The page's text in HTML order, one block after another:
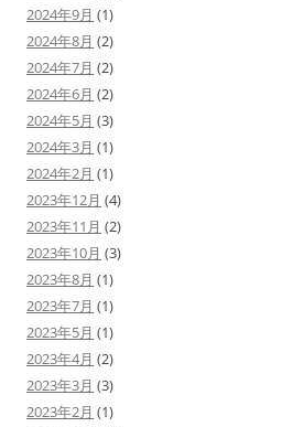
2024年9月 (1)
2024年8月 (2)
2024年7月 (2)
2024年6月 (2)
2024年5月 (3)
2024年3月 (1)
2024年2月 (1)
2023年12月 (4)
2023年11月 (2)
2023年10月 (3)
2023年8月 (1)
2023年7月 (1)
2023年5月 (1)
2023年4月 (2)
2023年3月 (3)
2023年2月 (1)